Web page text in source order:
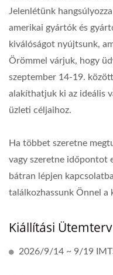
Jelenlétünk
amerikai gyártók és
kiválóságot nyújtsunk,
Örömmel várjuk, hogy
szeptember 14-19.
alakíthatjuk ki az ideális
üzleti céljaihoz.
Ha többet szeretne
vagy szeretne időpontot
bátran lépjen
találkozhassunk Önnel a
Kiállítási Ütemterv
2026/9/14 ~ 9/19